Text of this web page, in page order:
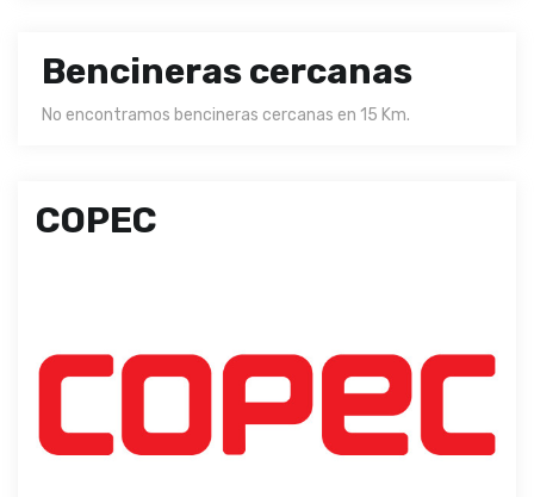
Bencineras cercanas
No encontramos bencineras cercanas en 15 Km.
COPEC